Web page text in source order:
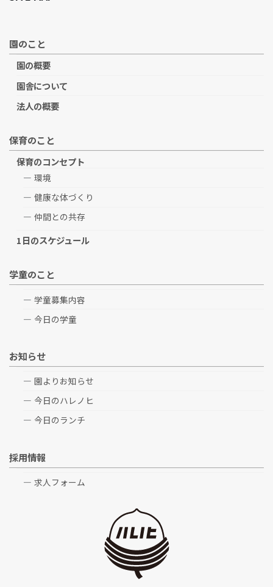
園のこと
園の概要
園舎について
法人の概要
保育のこと
保育のコンセプト
環境
健康な体づくり
仲間との共存
1日のスケジュール
学童のこと
学童募集内容
今日の学童
お知らせ
園よりお知らせ
今日のハレノヒ
今日のランチ
採用情報
求人フォーム